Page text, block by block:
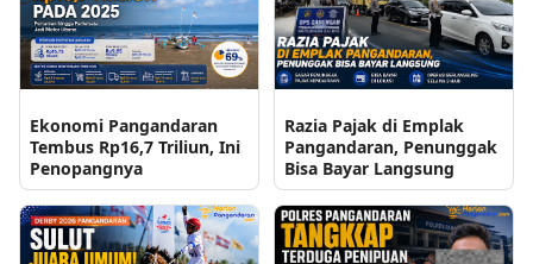
Ekonomi Pangandaran
Tembus Rp16,7 Triliun, Ini
Penopangnya
Razia Pajak di Emplak
Pangandaran, Penunggak
Bisa Bayar Langsung